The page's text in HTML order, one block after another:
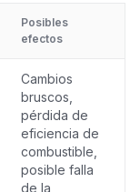
Posibles
efectos
Cambios
bruscos,
pérdida de
eficiencia de
combustible,
posible falla
de la